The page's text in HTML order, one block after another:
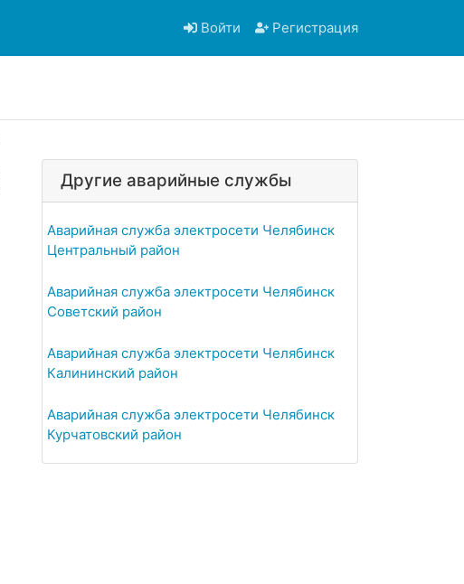
Войти Регистрация
Другие аварийные службы
Аварийная служба электросети Челябинск
Центральный район
Аварийная служба электросети Челябинск
Советский район
Аварийная служба электросети Челябинск
Калининский район
Аварийная служба электросети Челябинск
Курчатовский район